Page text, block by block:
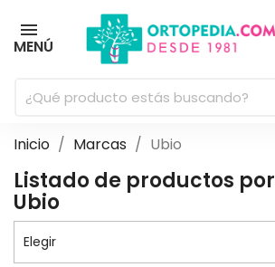
MENÚ
Inicio Marcas Ubio
Listado de productos
Ubio
Elegir